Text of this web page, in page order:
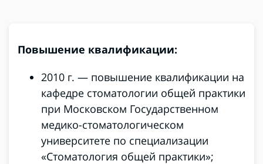
Повышение квалификации:
2010 г. — повышение квалификации на
кафедре стоматологии общей практики
при Московском Государственном
медико-стоматологическом
университете по специализации
«Стоматология общей практики»;